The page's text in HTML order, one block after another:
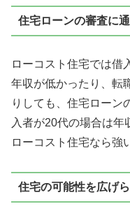
住宅ローンの審査に
ローコスト住宅では借
年収が低かったり、転
りしても、住宅ローン
入者が20代の場合は年
ローコスト住宅なら強
住宅の可能性を広げ